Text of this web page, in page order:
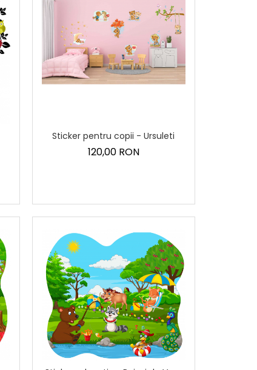
Sticker pentru copii - Ursuleti
120,00 RON